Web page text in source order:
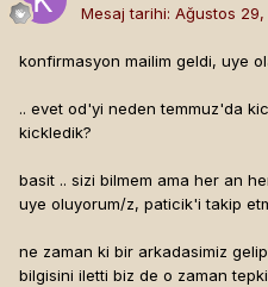
Mesaj tarihi: Ağustos 29,
konfirmasyon mailim geldi, uye
.. evet od'yi neden temmuz'da
kickledik?
basit .. sizi bilmem ama her an
uye oluyorum/z, paticik'i takip
ne zaman ki bir arkadasimiz
bilgisini iletti biz de o zaman